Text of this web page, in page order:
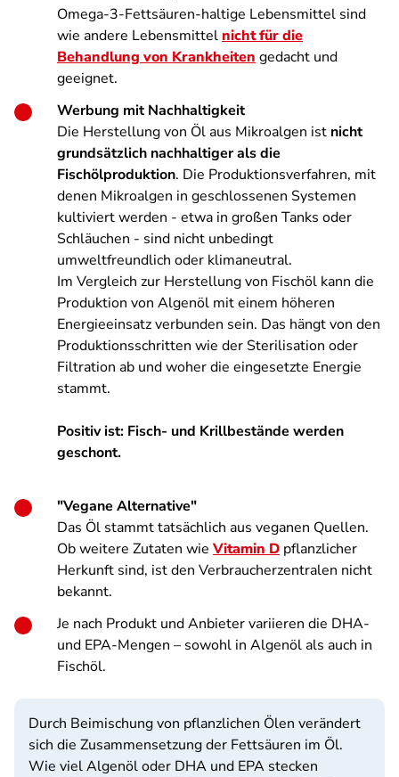
Omega-3-Fettsäuren-haltige Lebensmittel sind
wie andere Lebensmittel nicht für die
Behandlung von Krankheiten gedacht und
geeignet.
Werbung mit Nachhaltigkeit
Die Herstellung von Öl aus Mikroalgen ist nicht
grundsätzlich nachhaltiger als die
Fischölproduktion. Die Produktionsverfahren, mit
denen Mikroalgen in geschlossenen Systemen
kultiviert werden - etwa in großen Tanks oder
Schläuchen - sind nicht unbedingt
umweltfreundlich oder klimaneutral.
Im Vergleich zur Herstellung von Fischöl kann die
Produktion von Algenöl mit einem höheren
Energieeinsatz verbunden sein. Das hängt von den
Produktionsschritten wie der Sterilisation oder
Filtration ab und woher die eingesetzte Energie
stammt.
Positiv ist: Fisch- und Krillbestände werden
geschont.
"Vegane Alternative"
Das Öl stammt tatsächlich aus veganen Quellen.
Ob weitere Zutaten wie Vitamin D pflanzlicher
Herkunft sind, ist den Verbraucherzentralen nicht
bekannt.
Je nach Produkt und Anbieter variieren die DHA-
und EPA-Mengen – sowohl in Algenöl als auch in
Fischöl.
Durch Beimischung von pflanzlichen Ölen verändert
sich die Zusammensetzung der Fettsäuren im Öl.
Wie viel Algenöl oder DHA und EPA stecken